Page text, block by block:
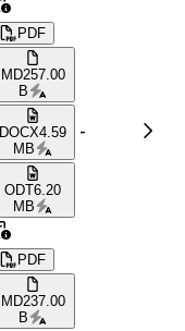
PDF
MD257.00
B
DOCX4.59
MB
ODT6.20
MB
-
PDF
MD237.00
B